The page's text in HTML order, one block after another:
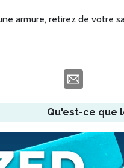
armure, retirez de votre
Qu'est-ce que